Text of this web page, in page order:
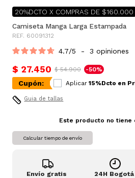
20%DCTO X COMPRAS DE $160.000
Camiseta Manga Larga Estampada
REF. 60091312
4.7/5 - 3 opiniones
$ 27.450 $ 54.900 -50%
Cupón: Aplicar 15%Dcto en
Guia de tallas
Este producto no tiene
Calcular tiempo de envío
Envío gratis 24H Bogotá